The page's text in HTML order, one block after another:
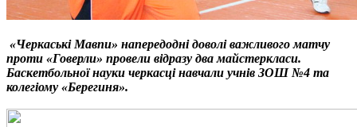
«Черкаські Мавпи» напередодні доволі важливого матчу
проти «Говерли» провели відразу два майстеркласи.
Баскетбольної науки черкасці навчали учнів ЗОШ №4 та
колегіому «Берегиня».